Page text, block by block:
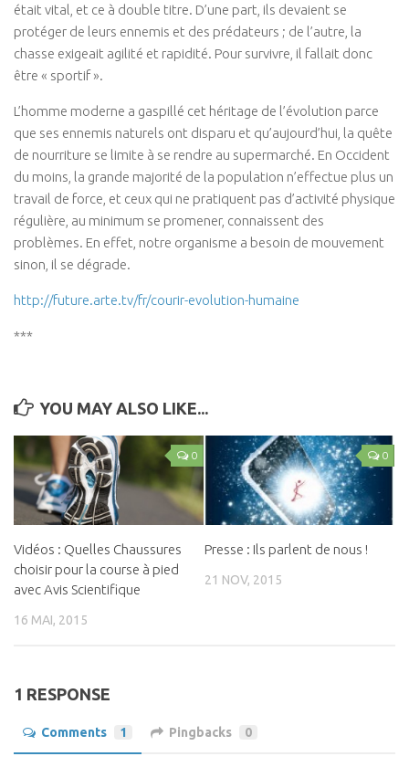
Coaching Sportif
Coaching Santé
Se connecter
était vital, et ce à double titre. D’une part, ils devaient se
protéger de leurs ennemis et des prédateurs ; de l’autre, la
chasse exigeait agilité et rapidité. Pour survivre, il fallait donc
être « sportif ».
L’homme moderne a gaspillé cet héritage de l’évolution parce
que ses ennemis naturels ont disparu et qu’aujourd’hui, la quête
de nourriture se limite à se rendre au supermarché. En Occident
du moins, la grande majorité de la population n’effectue plus un
travail de force, et ceux qui ne pratiquent pas d’activité physique
régulière, au minimum se promener, connaissent des
problèmes. En effet, notre organisme a besoin de mouvement
sinon, il se dégrade.
http://future.arte.tv/fr/courir-evolution-humaine
***
YOU MAY ALSO LIKE...
0
Vidéos : Quelles Chaussures
choisir pour la course à pied
avec Avis Scientifique
16 MAI, 2015
0
Presse : Ils parlent de nous !
21 NOV, 2015
1 RESPONSE
Comments 1 Pingbacks 0